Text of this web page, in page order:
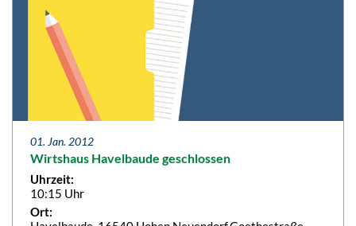
01. Jan. 2012
Wirtshaus Havelbaude geschlossen
Uhrzeit:
10:15 Uhr
Ort: